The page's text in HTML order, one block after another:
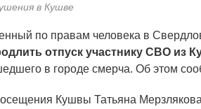
в Кушве
по правам человека в
отпуск участнику СВО из
в городе смерча. Об этом
Кушвы Татьяна